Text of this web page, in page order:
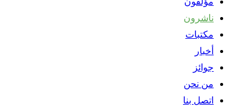
ناشرون
مكتبات
أخبار
جوائز
من نحن
اتصل بنا